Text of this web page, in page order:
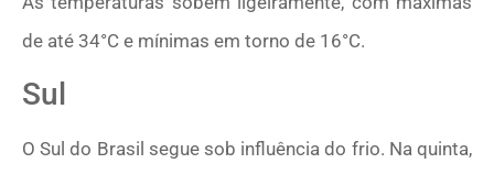
de até 34°C e mínimas em torno de 16°C.
Sul
O Sul do Brasil segue sob influência do frio. Na quinta,